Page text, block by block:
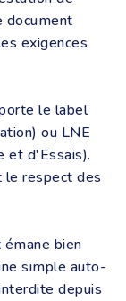
document
exigences
le label
ou LNE
et d'Essais).
le respect des
bien
simple auto-
depuis